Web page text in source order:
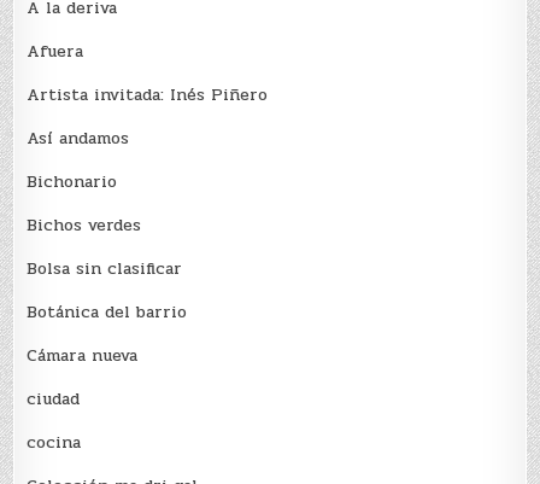
A la deriva
Afuera
Artista invitada: Inés Piñero
Así andamos
Bichonario
Bichos verdes
Bolsa sin clasificar
Botánica del barrio
Cámara nueva
ciudad
cocina